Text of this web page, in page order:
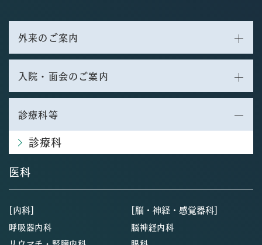
外来のご案内
入院・面会のご案内
診療科等
診療科
医科
[内科]
呼吸器内科
[脳・神経・感覚器科]
脳神経内科